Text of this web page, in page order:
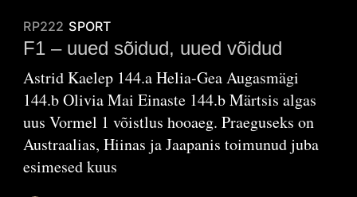
RP222 SPORT
F1 – uued sõidud, uued võidud
Astrid Kaelep 144.a Helia-Gea Augasmägi
144.b Olivia Mai Einaste 144.b Märtsis algas
uus Vormel 1 võistlus hooaeg. Praeguseks on
Austraalias, Hiinas ja Jaapanis toimunud juba
esimesed kuus